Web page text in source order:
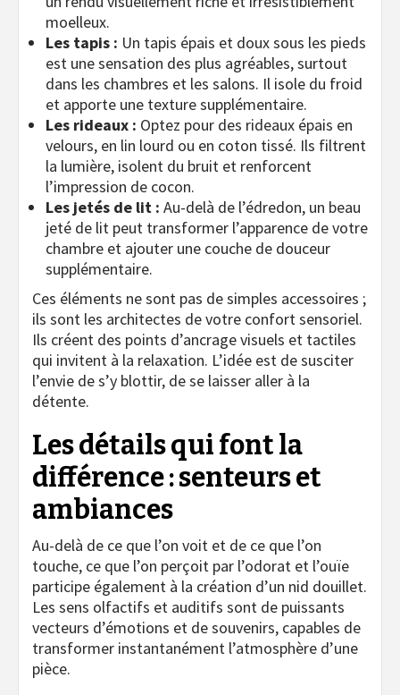
moelleux.
Les tapis : Un tapis épais et doux sous les pieds
est une sensation des plus agréables, surtout
dans les chambres et les salons. Il isole du froid
et apporte une texture supplémentaire.
Les rideaux : Optez pour des rideaux épais en
velours, en lin lourd ou en coton tissé. Ils filtrent
la lumière, isolent du bruit et renforcent
l’impression de cocon.
Les jetés de lit : Au-delà de l’édredon, un beau
jeté de lit peut transformer l’apparence de votre
chambre et ajouter une couche de douceur
supplémentaire.
Ces éléments ne sont pas de simples accessoires ;
ils sont les architectes de votre confort sensoriel.
Ils créent des points d’ancrage visuels et tactiles
qui invitent à la relaxation. L’idée est de susciter
l’envie de s’y blottir, de se laisser aller à la
détente.
Les détails qui font la
différence : senteurs et
ambiances
Au-delà de ce que l’on voit et de ce que l’on
touche, ce que l’on perçoit par l’odorat et l’ouïe
participe également à la création d’un nid douillet.
Les sens olfactifs et auditifs sont de puissants
vecteurs d’émotions et de souvenirs, capables de
transformer instantanément l’atmosphère d’une
pièce.